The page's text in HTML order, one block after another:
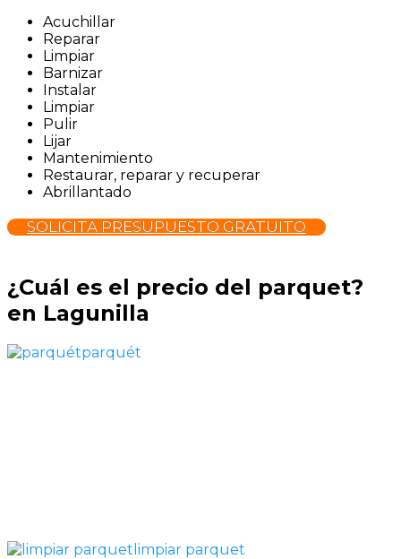
Acuchillar
Reparar
Limpiar
Barnizar
Instalar
Limpiar
Pulir
Lijar
Mantenimiento
Restaurar, reparar y recuperar
Abrillantado
SOLICITA PRESUPUESTO GRATUITO
¿Cuál es el precio del parquet?
en Lagunilla
parquét
limpiar parquet